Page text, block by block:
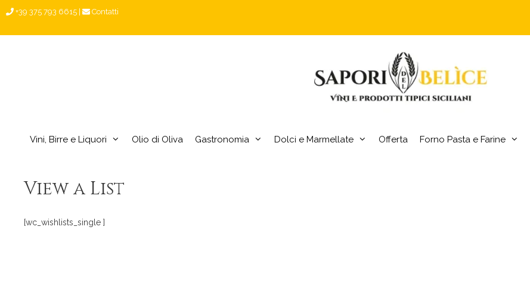
+39 375 793 6615 Contatti
Vini, Birre e Liquori Olio di Oliva Gastronomia Dolci e Marmellate Offerta Forno Pasta e Farine
View a List
[wc_wishlists_single ]